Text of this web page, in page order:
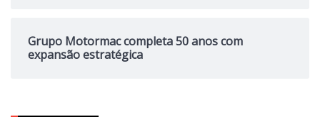
Grupo Motormac completa 50 anos com
expansão estratégica